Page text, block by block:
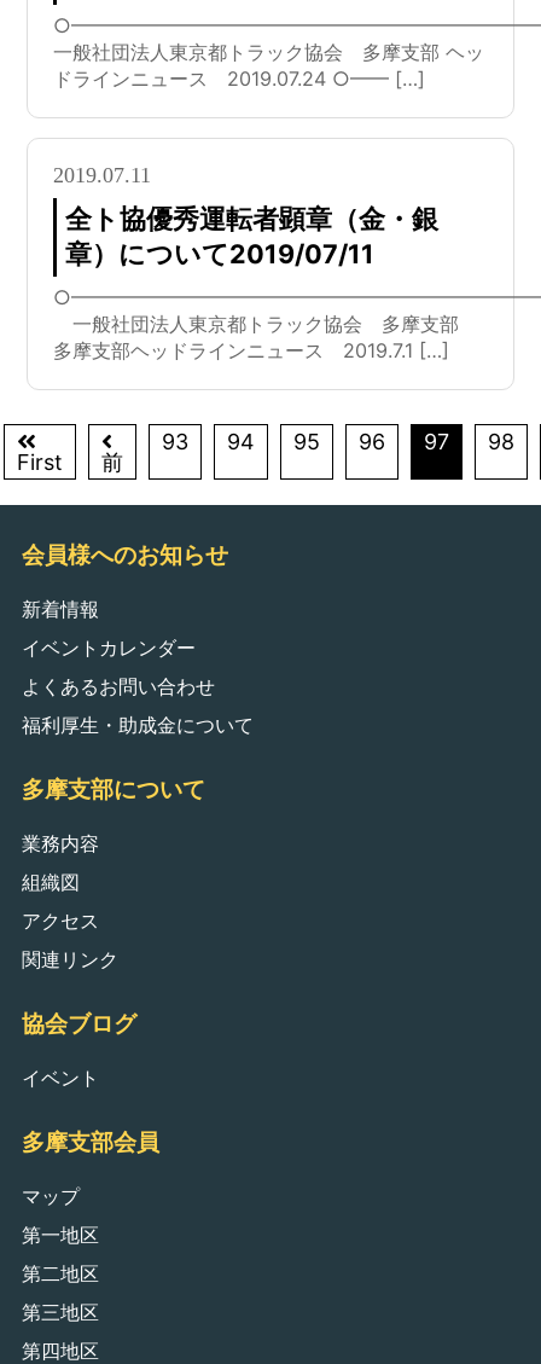
一般社団法人東京都トラック協会 多摩支部 ヘッ
ドラインニュース 2019.07.24 ○━━ […]
2019.07.11
全ト協優秀運転者顕章（金・銀
章）について2019/07/11
一般社団法人東京都トラック協会 多摩支部
多摩支部ヘッドラインニュース 2019.7.1 […]
First 前
93 94 95 96 97 98
会員様へのお知らせ
新着情報
イベントカレンダー
よくあるお問い合わせ
福利厚生・助成金について
多摩支部について
業務内容
組織図
アクセス
関連リンク
協会ブログ
イベント
多摩支部会員
マップ
第一地区
第二地区
第三地区
第四地区